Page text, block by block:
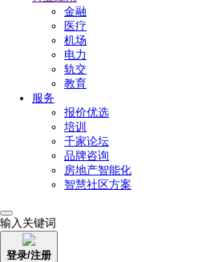
金融
医疗
机场
电力
轨交
教育
服务
报价优选
培训
千家论坛
品牌咨询
房地产智能化
智慧社区方案
输入关键词
登录/注册